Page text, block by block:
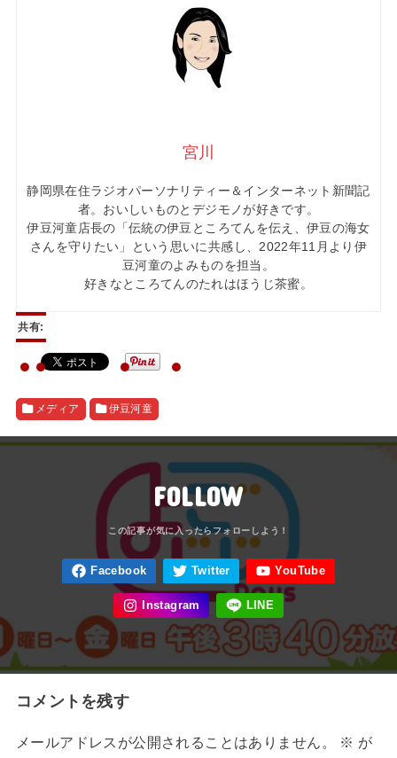
宮川
静岡県在住ラジオパーソナリティー＆インターネット新聞記
者。おいしいものとデジモノが好きです。
伊豆河童店長の「伝統の伊豆ところてんを伝え、伊豆の海女
さんを守りたい」という思いに共感し、2022年11月より伊
豆河童のよみものを担当。
好きなところてんのたれはほうじ茶蜜。
共有:
メディア 伊豆河童
FOLLOW
コメントを残す
メールアドレスが公開されることはありません。 ※ が